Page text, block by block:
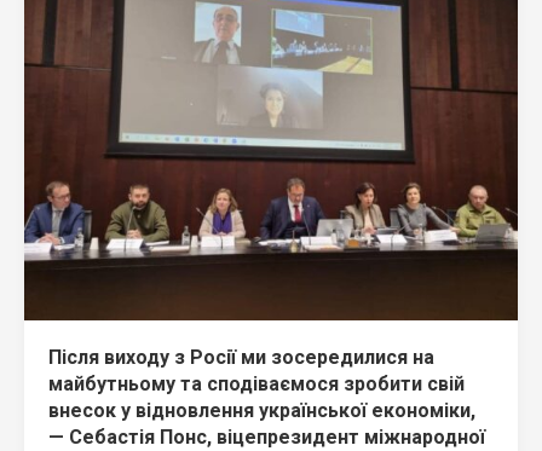
Після виходу з Росії ми зосередилися на
майбутньому та сподіваємося зробити свій
внесок у відновлення української економіки,
— Себастія Понс, віцепрезидент міжнародної